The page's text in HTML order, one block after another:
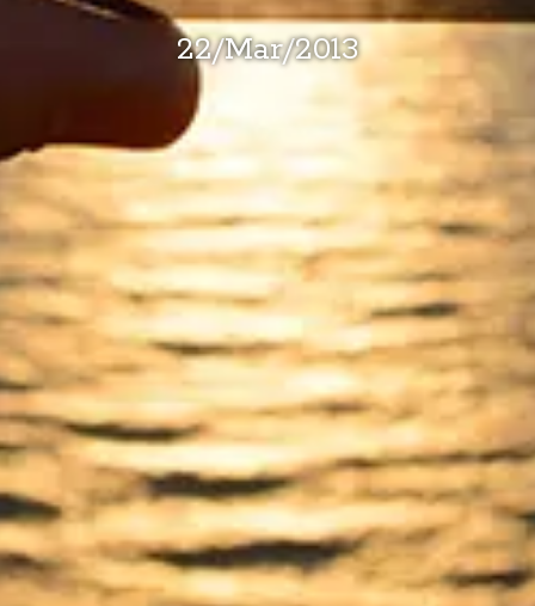
22/Mar/2013